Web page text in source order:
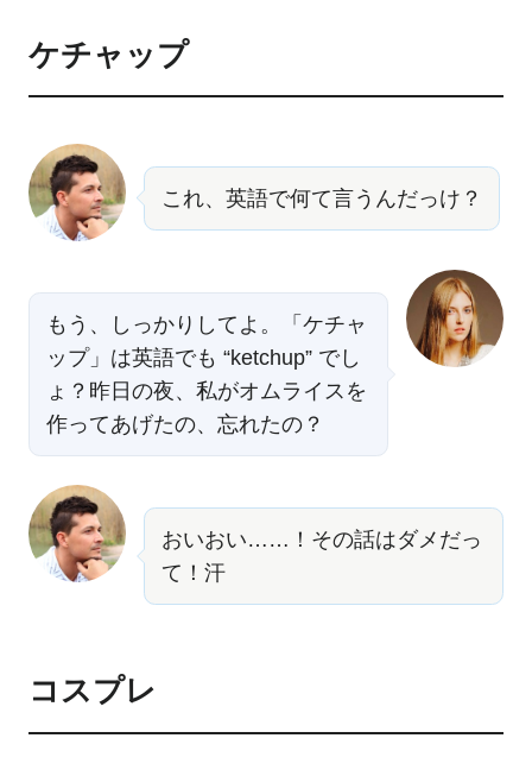
ケチャップ
これ、英語で何て言うんだっけ？
もう、しっかりしてよ。「ケチャ
ップ」は英語でも “ketchup” でし
ょ？昨日の夜、私がオムライスを
作ってあげたの、忘れたの？
おいおい……！その話はダメだっ
て！汗
コスプレ